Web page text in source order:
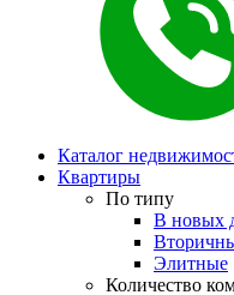
Каталог
Квартиры
По типу
В новых
Элитные
Количество